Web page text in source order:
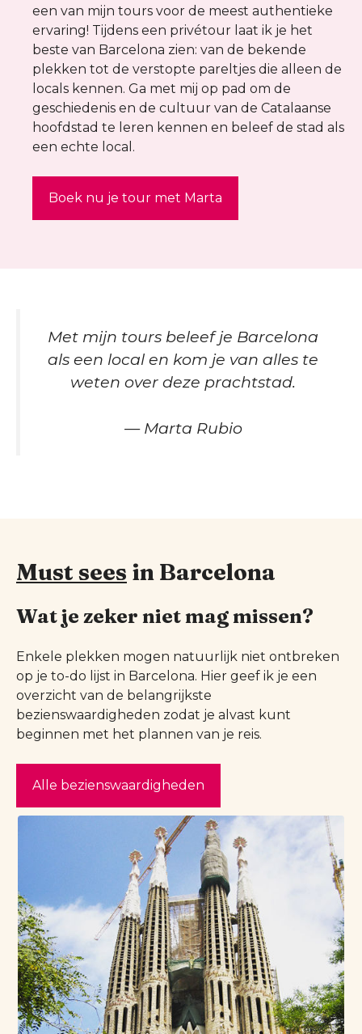
een van mijn tours voor de meest authentieke
ervaring! Tijdens een privétour laat ik je het
beste van Barcelona zien: van de bekende
plekken tot de verstopte pareltjes die alleen de
locals kennen. Ga met mij op pad om de
geschiedenis en de cultuur van de Catalaanse
hoofdstad te leren kennen en beleef de stad als
een echte local.
Boek nu je tour met Marta
Met mijn tours beleef je Barcelona
als een local en kom je van alles te
weten over deze prachtstad.
— Marta Rubio
Must sees in Barcelona
Wat je zeker niet mag missen?
Enkele plekken mogen natuurlijk niet ontbreken
op je to-do lijst in Barcelona. Hier geef ik je een
overzicht van de belangrijkste
bezienswaardigheden zodat je alvast kunt
beginnen met het plannen van je reis.
Alle bezienswaardigheden